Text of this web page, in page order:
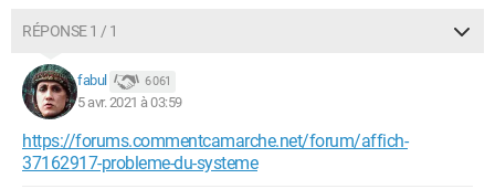
RÉPONSE 1 / 1
fabul 6 061
5 avr. 2021 à 03:59
https://forums.commentcamarche.net/forum/affich-
37162917-probleme-du-systeme